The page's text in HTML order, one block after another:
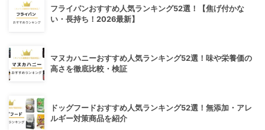
フライパンおすすめ人気ランキング52選！【焦げ付かな
い・長持ち！2026最新】
マヌカハニーおすすめ人気ランキング52選！味や栄養価の
高さを徹底比較・検証
ドッグフードおすすめ人気ランキング52選！無添加・アレ
ルギー対策商品を紹介